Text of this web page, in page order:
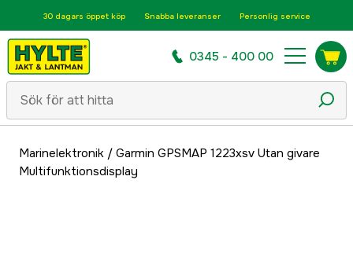
30 dagars öppet köp Snabba leveranser Personlig service
0345 - 400 00
Marinelektronik / Garmin GPSMAP 1223xsv Utan givare
Multifunktionsdisplay